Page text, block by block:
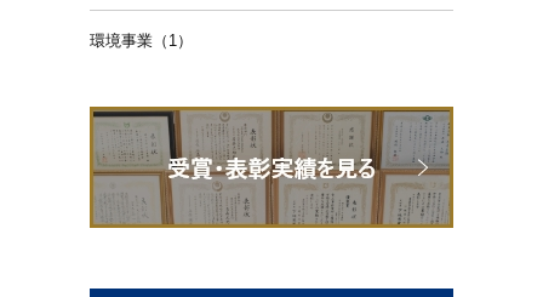
環境事業（1）